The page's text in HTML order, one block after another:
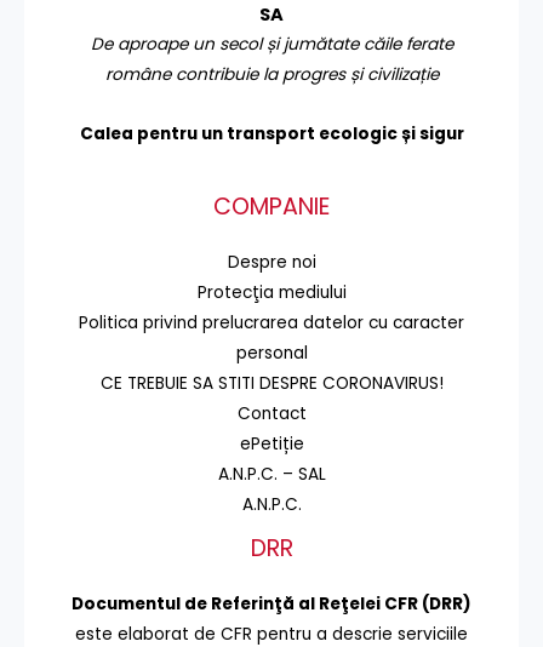
SA
De aproape un secol și jumătate căile ferate
române contribuie la progres și civilizație
Calea pentru un transport ecologic și sigur
COMPANIE
Despre noi
Protecţia mediului
Politica privind prelucrarea datelor cu caracter
personal
CE TREBUIE SA STITI DESPRE CORONAVIRUS!
Contact
ePetiție
A.N.P.C. – SAL
A.N.P.C.
DRR
Documentul de Referinţă al Reţelei CFR (DRR)
este elaborat de CFR pentru a descrie serviciile